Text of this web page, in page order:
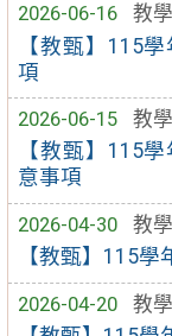
2026-06-16
教
【教甄】115
項
2026-06-15
教
【教甄】115
意事項
2026-04-30
教
【教甄】115
2026-04-20
教